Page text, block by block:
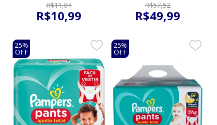
R$11,84
R$10,99
R$57,52
R$49,99
25%
OFF
25%
OFF